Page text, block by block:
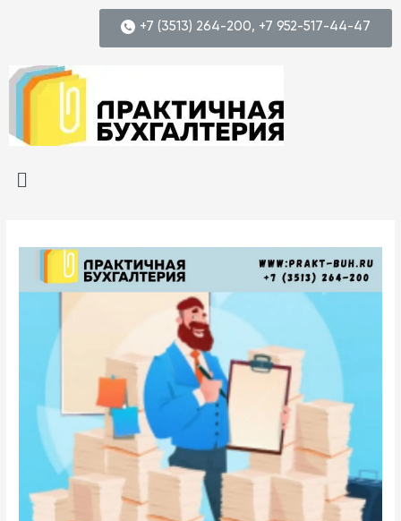
+7 (3513) 264-200, +7 952-517-44-47